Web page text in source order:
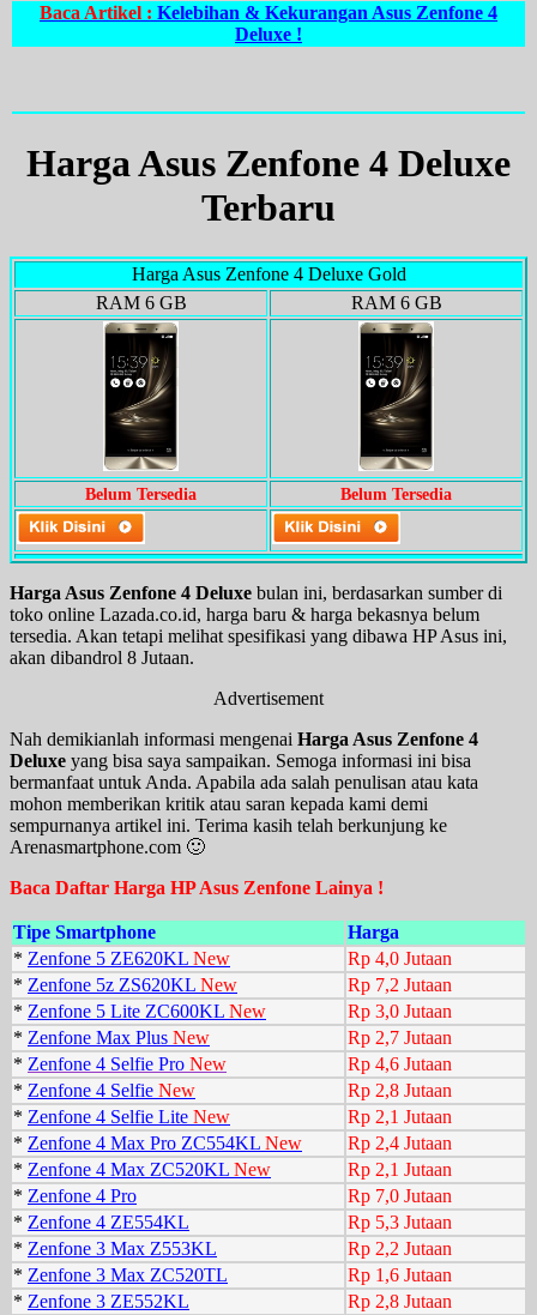
Baca Artikel : Kelebihan & Kekurangan Asus Zenfone 4
Deluxe !
Harga Asus Zenfone 4 Deluxe
Terbaru
Harga Asus Zenfone 4 Deluxe Gold
RAM 6 GB
RAM 6 GB
Belum Tersedia Belum Tersedia
Harga Asus Zenfone 4 Deluxe bulan ini, berdasarkan sumber di
toko online Lazada.co.id, harga baru & harga bekasnya belum
tersedia. Akan tetapi melihat spesifikasi yang dibawa HP Asus ini,
akan dibandrol 8 Jutaan.
Advertisement
Nah demikianlah informasi mengenai Harga Asus Zenfone 4
Deluxe yang bisa saya sampaikan. Semoga informasi ini bisa
bermanfaat untuk Anda. Apabila ada salah penulisan atau kata
mohon memberikan kritik atau saran kepada kami demi
sempurnanya artikel ini. Terima kasih telah berkunjung ke
Arenasmartphone.com 🙂
Baca Daftar Harga HP Asus Zenfone Lainya !
Tipe Smartphone
Harga
* Zenfone 5 ZE620KL New
Rp 4,0 Jutaan
* Zenfone 5z ZS620KL New
Rp 7,2 Jutaan
* Zenfone 5 Lite ZC600KL New
Rp 3,0 Jutaan
* Zenfone Max Plus New
Rp 2,7 Jutaan
* Zenfone 4 Selfie Pro New
Rp 4,6 Jutaan
* Zenfone 4 Selfie New
Rp 2,8 Jutaan
* Zenfone 4 Selfie Lite New
Rp 2,1 Jutaan
* Zenfone 4 Max Pro ZC554KL New
Rp 2,4 Jutaan
* Zenfone 4 Max ZC520KL New
Rp 2,1 Jutaan
* Zenfone 4 Pro
Rp 7,0 Jutaan
* Zenfone 4 ZE554KL
Rp 5,3 Jutaan
* Zenfone 3 Max Z553KL
Rp 2,2 Jutaan
* Zenfone 3 Max ZC520TL
Rp 1,6 Jutaan
* Zenfone 3 ZE552KL
Rp 2,8 Jutaan